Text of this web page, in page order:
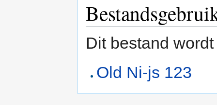
Dit bestand
Old Ni-js 123